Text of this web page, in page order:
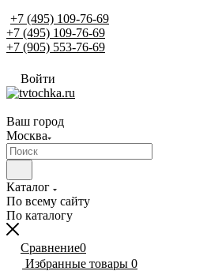
+7 (495) 109-76-69
+7 (495) 109-76-69
+7 (905) 553-76-69
Войти
Ваш город
Москва
Каталог
По всему сайту
По каталогу
Сравнение0
Избранные товары 0